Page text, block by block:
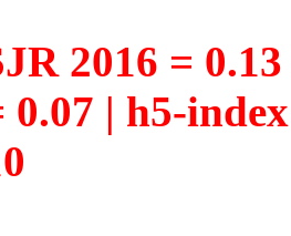
2016 =
0.07 | h5-